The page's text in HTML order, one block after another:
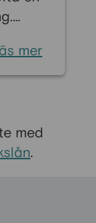
ut
flera
mer
med
.